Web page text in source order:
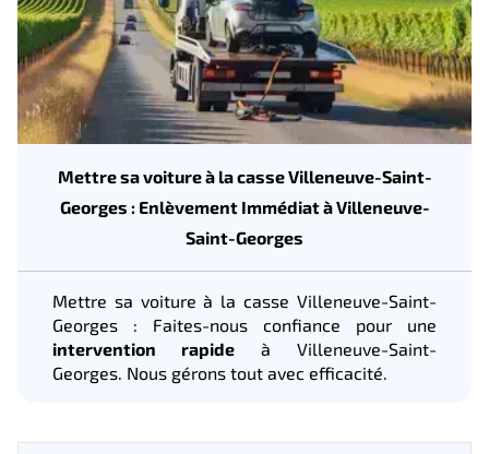
Mettre sa voiture à la casse Villeneuve-Saint-
Georges : Enlèvement Immédiat à Villeneuve-
Saint-Georges
Mettre sa voiture à la casse Villeneuve-Saint-
Georges : Faites-nous confiance pour une
intervention rapide à Villeneuve-Saint-
Georges. Nous gérons tout avec efficacité.